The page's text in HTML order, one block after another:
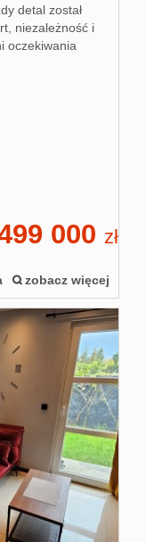
detal został
niezależność i
oczekiwania
000 zł
zobacz więcej